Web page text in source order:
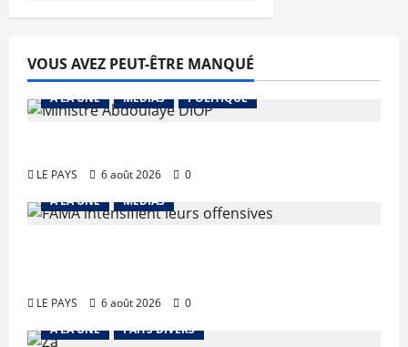
VOUS AVEZ PEUT-ÊTRE MANQUÉ
A LA UNE MEDIAS POLITIQUE
LE PAYS 6 août 2026
0
A LA UNE
MEDIAS
LE PAYS 6 août 2026
0
A LA UNE
FAITS DIVERS